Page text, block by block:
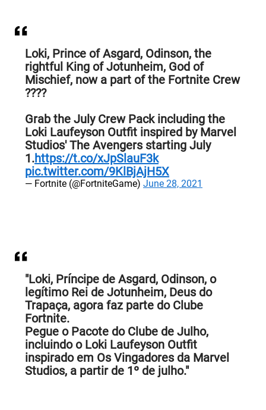
Loki, Prince of Asgard, Odinson, the
rightful King of Jotunheim, God of
Mischief, now a part of the Fortnite Crew
????
Grab the July Crew Pack including the
Loki Laufeyson Outfit inspired by Marvel
Studios' The Avengers starting July
1.https://t.co/xJpSlauF3k
pic.twitter.com/9KlBjAjH5X
— Fortnite (@FortniteGame) June 28, 2021
"Loki, Príncipe de Asgard, Odinson, o
legítimo Rei de Jotunheim, Deus do
Trapaça, agora faz parte do Clube
Fortnite.
Pegue o Pacote do Clube de Julho,
incluindo o Loki Laufeyson Outfit
inspirado em Os Vingadores da Marvel
Studios, a partir de 1º de julho."